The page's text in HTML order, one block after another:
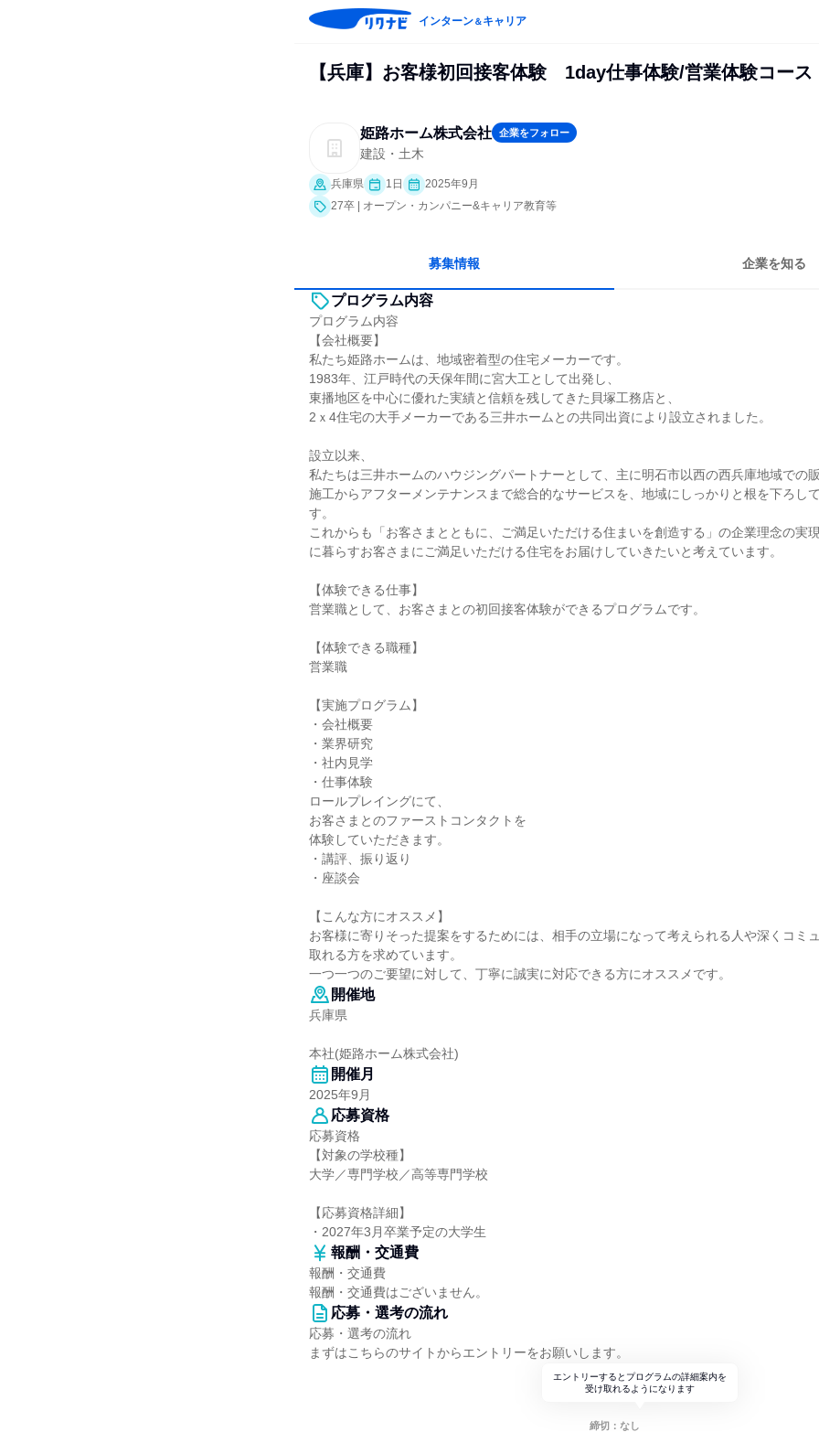
インターン＆キャリア
【兵庫】お客様初回接客体験 1day仕事体験/営業体験コース
姫路ホーム株式会社 企業をフォロー
建設・土木
兵庫県 1日
2025年9月
27卒 | オープン・カンパニー&キャリア教育等
募集情報 企業を知る
プログラム内容
プログラム内容
【会社概要】
私たち姫路ホームは、地域密着型の住宅メーカーです。
1983年、江戸時代の天保年間に宮大工として出発し、
東播地区を中心に優れた実績と信頼を残してきた貝塚工務店と、
2ｘ4住宅の大手メーカーである三井ホームとの共同出資により設立されました。
設立以来、
私たちは三井ホームのハウジングパートナーとして、主に明石市以西の西兵庫地域での販
施工からアフターメンテナンスまで総合的なサービスを、地域にしっかりと根を下ろし
す。
これからも「お客さまとともに、ご満足いただける住まいを創造する」の企業理念の実
に暮らすお客さまにご満足いただける住宅をお届けしていきたいと考えています。
【体験できる仕事】
営業職として、お客さまとの初回接客体験ができるプログラムです。
【体験できる職種】
営業職
【実施プログラム】
・会社概要
・業界研究
・社内見学
・仕事体験
ロールプレイングにて、
お客さまとのファーストコンタクトを
体験していただきます。
・講評、振り返り
・座談会
【こんな方にオススメ】
お客様に寄りそった提案をするためには、相手の立場になって考えられる人や深くコミ
取れる方を求めています。
一つ一つのご要望に対して、丁寧に誠実に対応できる方にオススメです。
開催地
兵庫県
本社(姫路ホーム株式会社)
開催月
2025年9月
応募資格
応募資格
【対象の学校種】
大学／専門学校／高等専門学校
【応募資格詳細】
・2027年3月卒業予定の大学生
報酬・交通費
報酬・交通費
報酬・交通費はございません。
応募・選考の流れ
応募・選考の流れ
まずはこちらのサイトからエントリーをお願いします。
エントリーするとプログラムの詳細案内を
受け取れるようになります
締切：なし